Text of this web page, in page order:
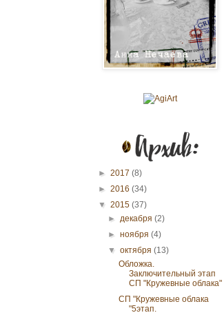
► 2017 (8)
► 2016 (34)
▼ 2015 (37)
►декабря(2)
►ноября(4)
▼октября(13)
Обложка.
Заключительный этап
СП "Кружевные облака"
СП "Кружевные облака
"5этап.